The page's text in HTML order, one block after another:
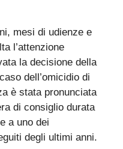
mesi di udienze e
l’attenzione
la decisione della
dell’omicidio di
è stata pronunciata
di consiglio durata
a uno dei
degli ultimi anni.